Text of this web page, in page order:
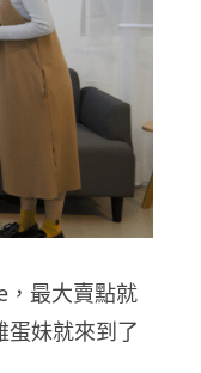
最大賣點就
蛋妹就來到了